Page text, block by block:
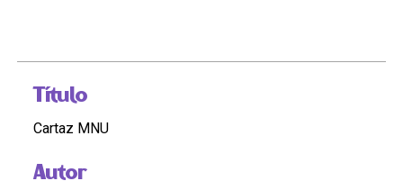
Título
Cartaz MNU
Autor